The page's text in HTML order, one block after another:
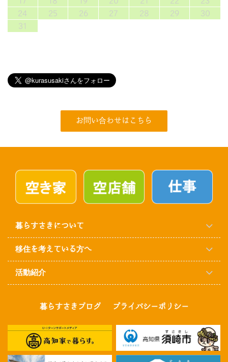
24
25 26 27 28 29
30
31
お問い合わせはこちら
暮らすさきについて
移住を考えている方へ
活動紹介
暮らすさきブログ プライバシーポリシー